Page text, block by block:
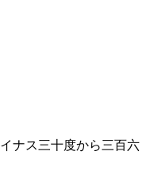
ナス三十度から三百六